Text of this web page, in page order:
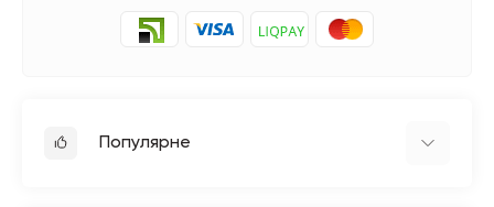
Популярне